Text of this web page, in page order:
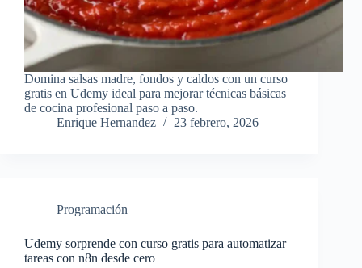
Domina salsas madre, fondos y caldos con un curso
gratis en Udemy ideal para mejorar técnicas básicas
de cocina profesional paso a paso.
Enrique Hernandez
23 febrero, 2026
Programación
Udemy sorprende con curso gratis para automatizar
tareas con n8n desde cero